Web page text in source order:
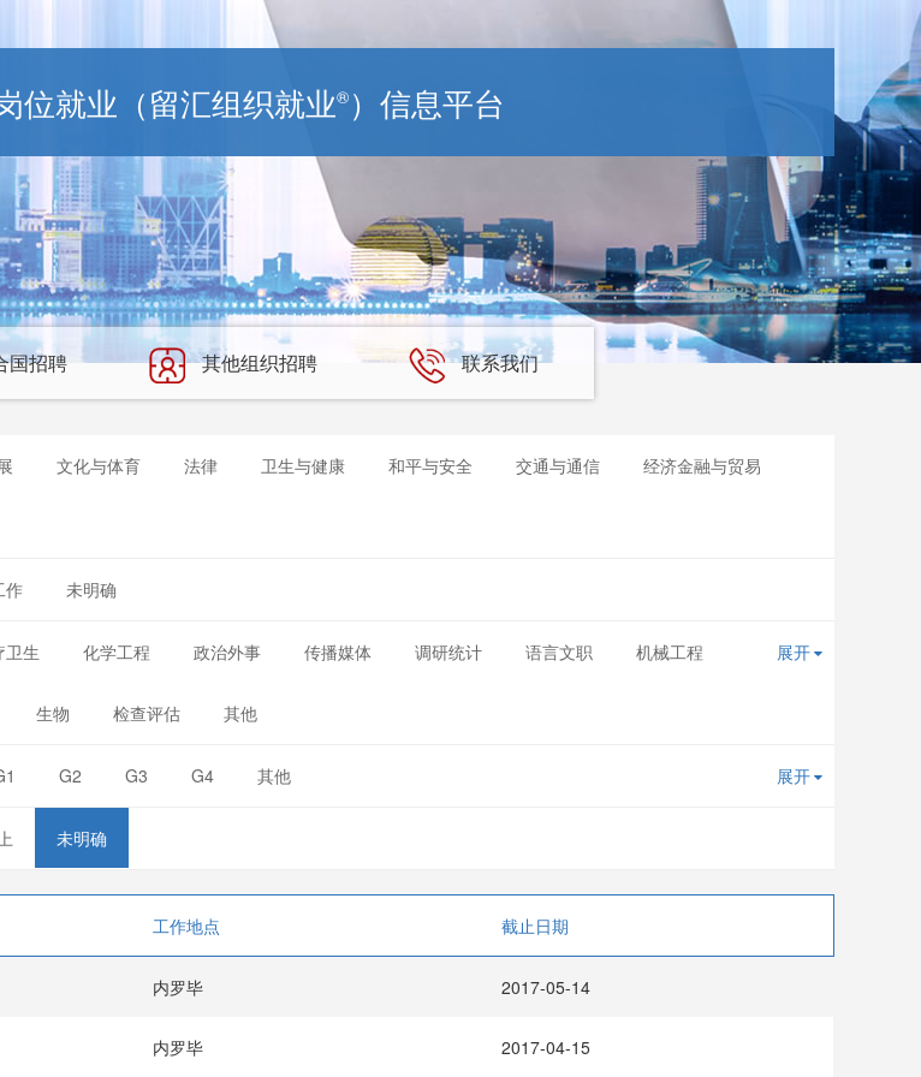
位就业（留汇组织就业® ）信息平台
国招聘 其他组织招聘 联系我们
文化与体育 法律 卫生与健康 和平与安全 交通与通信 经济金融与贸易
作 未明确
卫生 化学工程 政治外事 传播媒体 调研统计 语言文职 机械工程
生物 检查评估 其他
展开
G2 G3 G4 其他 展开
未明确
工作地点 截止日期
内罗毕 2017-05-14
内罗毕 2017-04-15